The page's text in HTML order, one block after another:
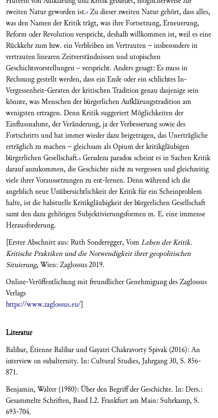
zweiten Natur geworden ist.5 Zu dieser zweiten Natur gehört, dass alles,
was den Namen der Kritik trägt, was ihre Fortsetzung, Erneuerung,
Reform oder Revolution verspricht, deshalb willkommen ist, weil es eine
Rückkehr zum bzw. ein Verbleiben im Vertrauten – insbesondere in
vertrauten linearen Zeitverständnissen und utopischen
Geschichtsvorstellungen – verspricht. Anders gesagt: Es muss in
Rechnung gestellt werden, dass ein Ende oder ein schlichtes In-
Vergessenheit-Geraten der kritischen Tradition genau dasjenige sein
könnte, was Menschen der bürgerlichen Aufklärungstradition am
wenigsten ertragen. Denn Kritik suggeriert Möglichkeiten der
Einflussnahme, der Veränderung, ja der Verbesserung sowie des
Fortschritts und hat immer wieder dazu beigetragen, das Unerträgliche
erträglich zu machen – gleichsam als Opium der kritikgläubigen
bürgerlichen Gesellschaft.6 Geradezu paradox scheint es in Sachen Kritik
darauf anzukommen, die Geschichte nicht zu vergessen und gleichzeitig
viele ihrer Voraussetzungen zu ent-lernen. Denn während ich die
angeblich neue Unübersichtlichkeit der Kritik für ein Scheinproblem
halte, ist die habituelle Kritikgläubigkeit der bürgerlichen Gesellschaft
samt den dazu gehörigen Subjektivierungsformen m. E. eine immense
Herausforderung.
[Erster Abschnitt aus: Ruth Sonderegger, VomLeben der Kritik.
Kritische Praktiken und die Notwendigkeit ihrer geopolitischen
Situierung, Wien: Zaglossus 2019.
Online-Veröffentlichung mit freundlicher Genehmigung des Zaglossus
Verlags
https://www.zaglossus.eu/]
Literatur
Balibar, Étienne Balibar und Gayatri Chakravorty Spivak (2016): An
interview on subalternity. In: Cultural Studies, Jahrgang 30, S. 856-
871.
Benjamin, Walter (1980): Über den Begriff der Geschichte. In: Ders.:
Gesammelte Schriften, Band I.2. Frankfurt am Main: Suhrkamp, S.
693-704.